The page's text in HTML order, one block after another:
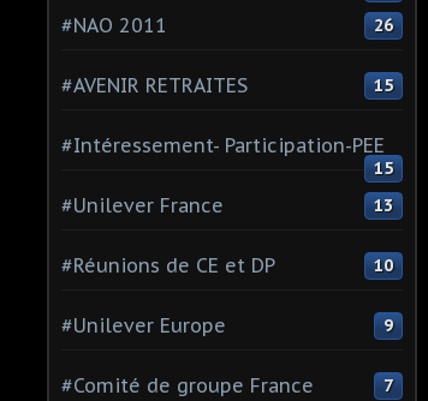
#NAO 2011 26
#AVENIR RETRAITES 15
#Intéressement- Participation-PEE
15
#Unilever France 13
#Réunions de CE et DP 10
#Unilever Europe 9
#Comité de groupe France 7